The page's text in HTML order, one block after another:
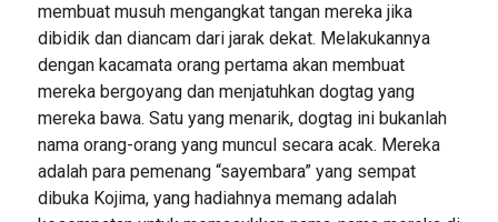
membuat musuh mengangkat tangan mereka jika
dibidik dan diancam dari jarak dekat. Melakukannya
dengan kacamata orang pertama akan membuat
mereka bergoyang dan menjatuhkan dogtag yang
mereka bawa. Satu yang menarik, dogtag ini bukanlah
nama orang-orang yang muncul secara acak. Mereka
adalah para pemenang “sayembara” yang sempat
dibuka Kojima, yang hadiahnya memang adalah